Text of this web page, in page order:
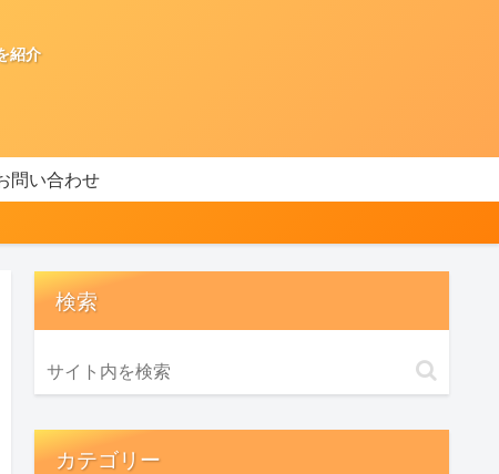
紹介
問い合わせ
検索
カテゴリー